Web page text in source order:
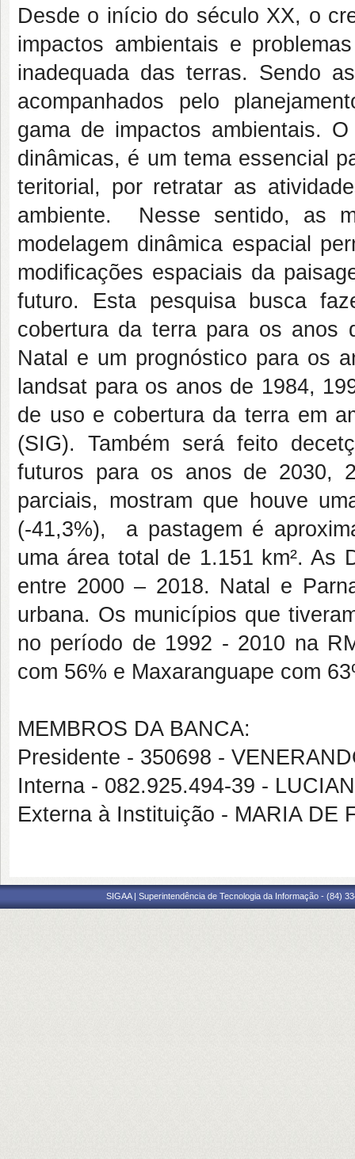
Desde o início do século XX, o
impactos ambientais e
inadequada das terras. Sendo
acompanhados pelo
gama de impactos ambientais.
dinâmicas, é um tema essencial
teritorial, por retratar as
ambiente. Nesse sentido, as
modelagem dinâmica espacial
modificações espaciais da
futuro. Esta pesquisa busca
cobertura da terra para os anos
Natal e um prognóstico para os
landsat para os anos de 1984,
de uso e cobertura da terra em
(SIG). Também será feito
futuros para os anos de 2030,
parciais, mostram que houve
(-41,3%), a pastagem é
uma área total de 1.151 km². As
entre 2000 – 2018. Natal e
urbana. Os municípios que
no período de 1992 - 2010 na
com 56% e Maxaranguape com
MEMBROS DA BANCA:
Presidente - 350698 -
Interna - 082.925.494-39 -
Externa à Instituição - MARIA DE
SIGAA | Superintendência de Tecnologia da Informação - (84)